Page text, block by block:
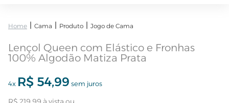
Cama Produto Jogo de Cama
Lençol Queen com Elástico e Fronhas
100% Algodão Matiza Prata
4x R$ 54,99 sem juros